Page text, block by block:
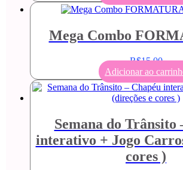
Mega Combo
R$15,00
Adicionar ao
Semana do Trânsito
interativo + Jogo
cores )